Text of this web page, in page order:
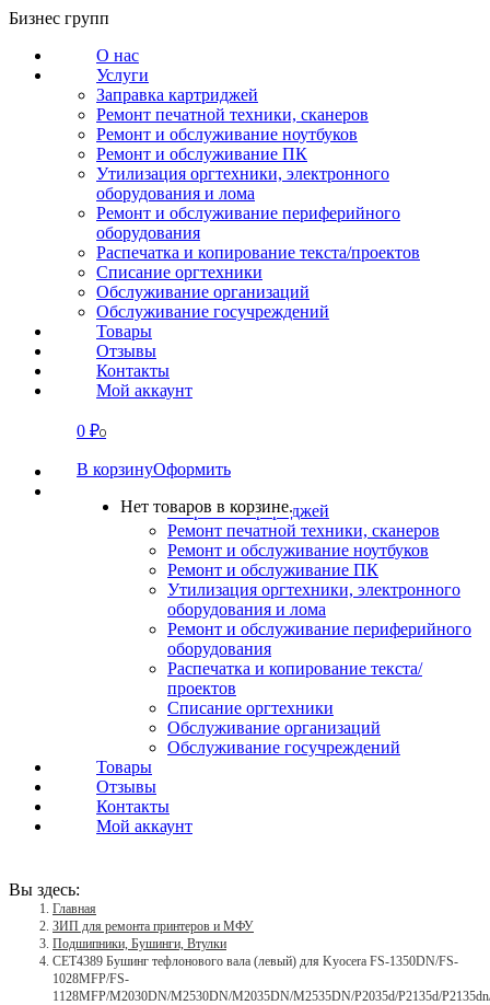
Перейти
содержанию
Бизнес групп
О нас
Услуги
Заправка картриджей
Ремонт печатной техники, сканеров
Ремонт и обслуживание ноутбуков
Ремонт и обслуживание ПК
Утилизация оргтехники, электронного
оборудования и лома
Ремонт и обслуживание периферийного
оборудования
Распечатка и копирование текста/проектов
Списание оргтехники
Обслуживание организаций
Обслуживание госучреждений
Товары
Отзывы
Контакты
Мой аккаунт
0 ₽0
В корзинуОформить
Нет товаров в корзине.
СВЯЗАТЬСЯ
О нас
Заправка картриджей
Ремонт печатной техники, сканеров
Ремонт и обслуживание ноутбуков
Ремонт и обслуживание ПК
Утилизация оргтехники, электронного
оборудования и лома
Ремонт и обслуживание периферийного
оборудования
Распечатка и копирование текста/
проектов
Списание оргтехники
Обслуживание организаций
Обслуживание госучреждений
Товары
Отзывы
Контакты
Мой аккаунт
Вы здесь:
Главная
ЗИП для ремонта принтеров и МФУ
Подшипники, Бушинги, Втулки
CET4389 Бушинг тефлонового вала (левый) для Kyocera FS-1350DN/FS-
1028MFP/FS-
1128MFP/M2030DN/M2530DN/M2035DN/M2535DN/P2035d/P2135d/